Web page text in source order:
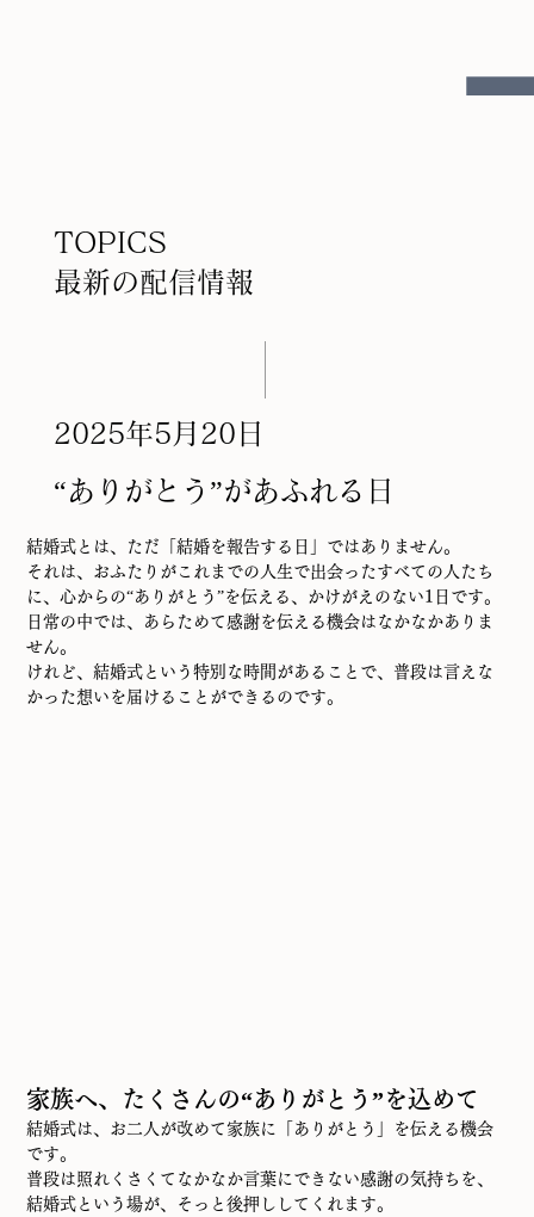
“ありがとう”があふれる日
結婚式とは、ただ「結婚を報告する日」ではありません。
それは、おふたりがこれまでの人生で出会ったすべての人たち
に、心からの“ありがとう”を伝える、かけがえのない1日です。
日常の中では、あらためて感謝を伝える機会はなかなかありま
せん。
けれど、結婚式という特別な時間があることで、普段は言えな
かった想いを届けることができるのです。
家族へ、たくさんの“ありがとう”を込めて
結婚式は、お二人が改めて家族に「ありがとう」を伝える機会
です。
普段は照れくさくてなかなか言葉にできない感謝の気持ちを、
結婚式という場が、そっと後押ししてくれます。
​最新の配信情報
TOPICS
2025年5月20日